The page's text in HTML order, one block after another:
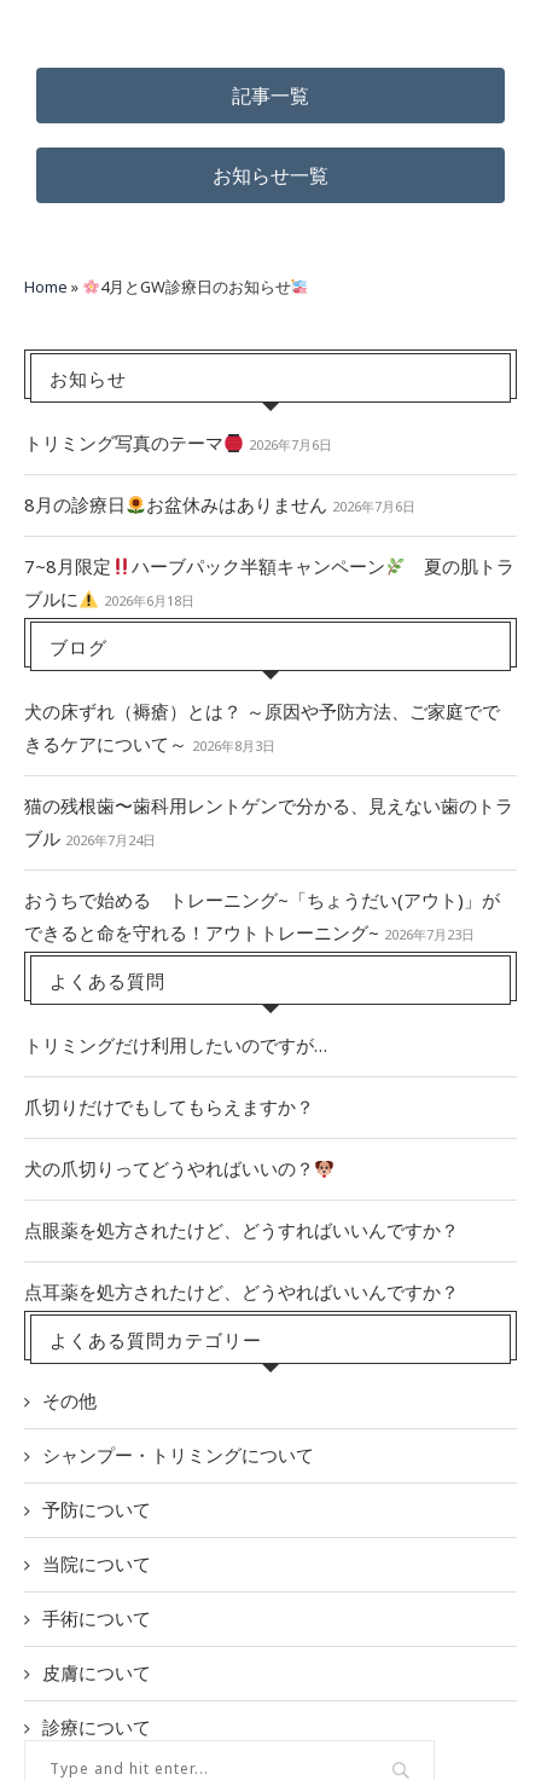
記事一覧
お知らせ一覧
Home » 4月とGW診療日のお知らせ
お知らせ
トリミング写真のテーマ 2026年7月6日
8月の診療日 お盆休みはありません 2026年7月6日
7~8月限定 ハーブパック半額キャンペーン
夏の肌トラ
ブルに
2026年6月18日
ブログ
犬の床ずれ（褥瘡）とは？ ～原因や予防方法、ご家庭でで
きるケアについて～ 2026年8月3日
猫の残根歯〜歯科用レントゲンで分かる、見えない歯のトラ
ブル 2026年7月24日
おうちで始める トレーニング~「ちょうだい(アウト)」が
できると命を守れる！アウトトレーニング~ 2026年7月23日
よくある質問
トリミングだけ利用したいのですが…
爪切りだけでもしてもらえますか？
犬の爪切りってどうやればいいの？
点眼薬を処方されたけど、どうすればいいんですか？
点耳薬を処方されたけど、どうやればいいんですか？
よくある質問カテゴリー
その他
シャンプー・トリミングについて
予防について
当院について
手術について
皮膚について
診療について